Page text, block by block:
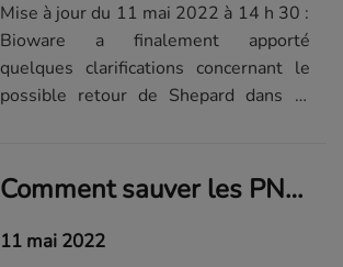
Mise à jour du 11 mai 2022 à 14 h 30 :
Bioware a finalement apporté
quelques clarifications concernant le
possible retour de Shepard dans le
a précisé que la première description
de la lithographie sur la boutique en...
Comment sauver les PNJ d'Elden Ring d'une mort certaine
11 mai 2022